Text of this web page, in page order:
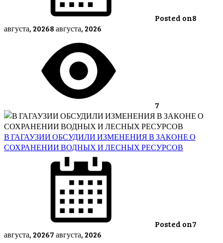
Posted on8
августа, 20268 августа, 2026
7
В ГАГАУЗИИ ОБСУДИЛИ ИЗМЕНЕНИЯ В ЗАКОНЕ О
СОХРАНЕНИИ ВОДНЫХ И ЛЕСНЫХ РЕСУРСОВ
Posted on7
августа, 20267 августа, 2026